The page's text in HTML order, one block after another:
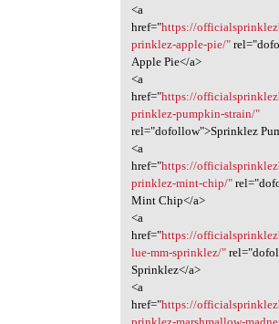
<a
href="https://
prinklez-apple-pie/"
Apple Pie</a>
<a
href="https://
prinklez-pumpkin-strain/"
rel="dofollow">Sprinklez
<a
href="https://
prinklez-mint-chip/"
Mint Chip</a>
<a
href="https://
lue-mm-sprinklez/"
Sprinklez</a>
<a
href="https://